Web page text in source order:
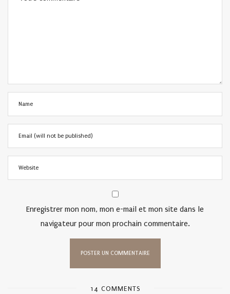
Enregistrer mon nom, mon e-mail et mon site dans le
navigateur pour mon prochain commentaire.
14 COMMENTS